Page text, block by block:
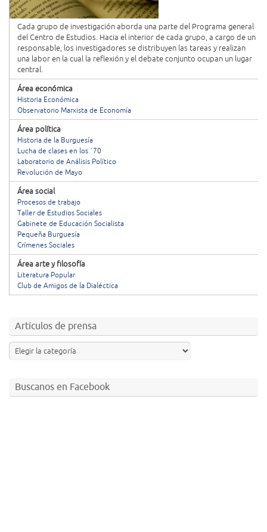
Cada grupo de investigación aborda una parte del Programa general
del Centro de Estudios. Hacia el interior de cada grupo, a cargo de un
responsable, los investigadores se distribuyen las tareas y realizan
una labor en la cual la reflexión y el debate conjunto ocupan un lugar
central.
Área económica
Historia Económica
Observatorio Marxista de Economía
Área política
Historia de la Burguesía
Lucha de clases en los ´70
Laboratorio de Análisis Político
Revolución de Mayo
Área social
Procesos de trabajo
Taller de Estudios Sociales
Gabinete de Educación Socialista
Pequeña Burguesía
Crímenes Sociales
Área arte y filosofía
Literatura Popular
Club de Amigos de la Dialéctica
Artículos de prensa
Buscanos en Facebook